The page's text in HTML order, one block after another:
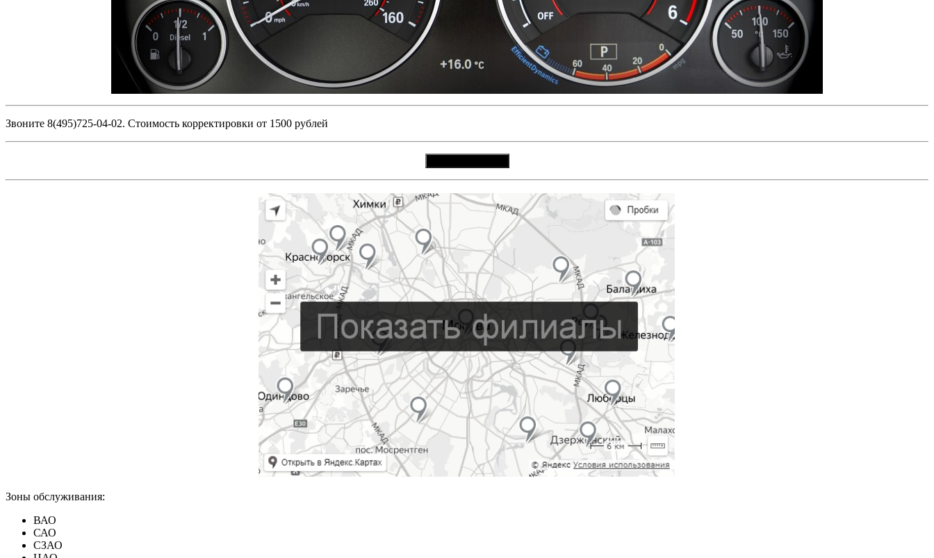
Звоните 8(495)725-04-02. Стоимость корректировки от 1500 рублей
Зоны обслуживания:
ВАО
САО
СЗАО